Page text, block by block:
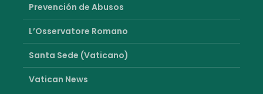
Prevención de Abusos
L’Osservatore Romano
Santa Sede (Vaticano)
Vatican News